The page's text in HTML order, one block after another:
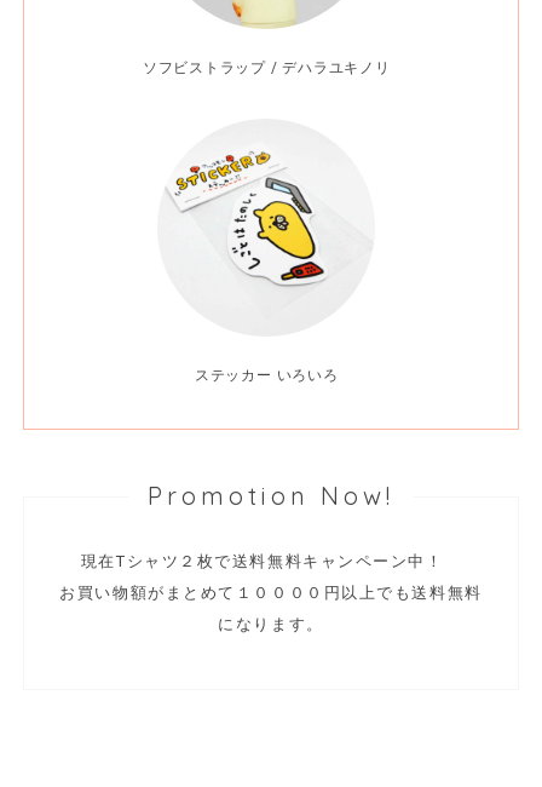
ソフビストラップ / デハラユキノリ
ステッカー いろいろ
Promotion Now!
現在Tシャツ２枚で送料無料キャンペーン中！
お買い物額がまとめて１００００円以上でも送料無料
になります。